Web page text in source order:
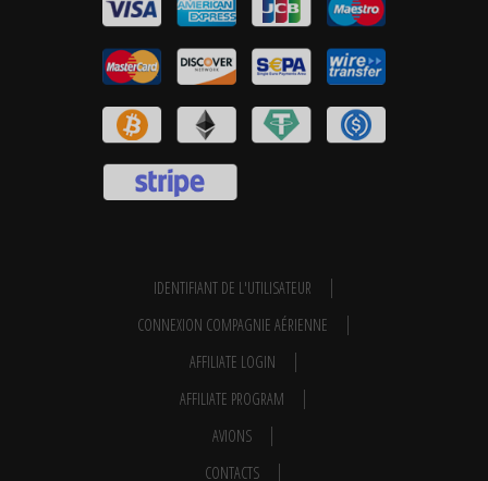
IDENTIFIANT DE L'UTILISATEUR
CONNEXION COMPAGNIE AÉRIENNE
AFFILIATE LOGIN
AFFILIATE PROGRAM
AVIONS
CONTACTS